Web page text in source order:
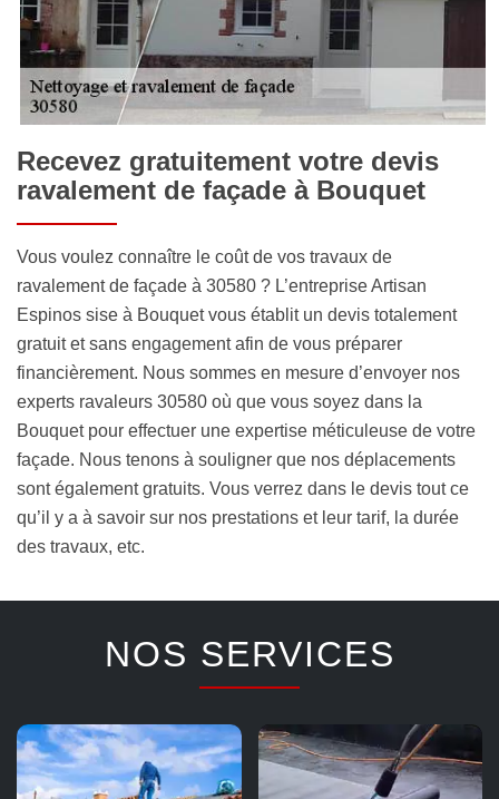
Recevez gratuitement votre devis
ravalement de façade à Bouquet
Vous voulez connaître le coût de vos travaux de
ravalement de façade à 30580 ? L’entreprise Artisan
Espinos sise à Bouquet vous établit un devis totalement
gratuit et sans engagement afin de vous préparer
financièrement. Nous sommes en mesure d’envoyer nos
experts ravaleurs 30580 où que vous soyez dans la
Bouquet pour effectuer une expertise méticuleuse de votre
façade. Nous tenons à souligner que nos déplacements
sont également gratuits. Vous verrez dans le devis tout ce
qu’il y a à savoir sur nos prestations et leur tarif, la durée
des travaux, etc.
NOS SERVICES